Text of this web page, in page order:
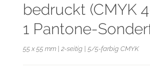
bedruckt (CMYK
1 Pantone-
55 x 55 mm | 2-seitig | 5/5-farbig CMYK